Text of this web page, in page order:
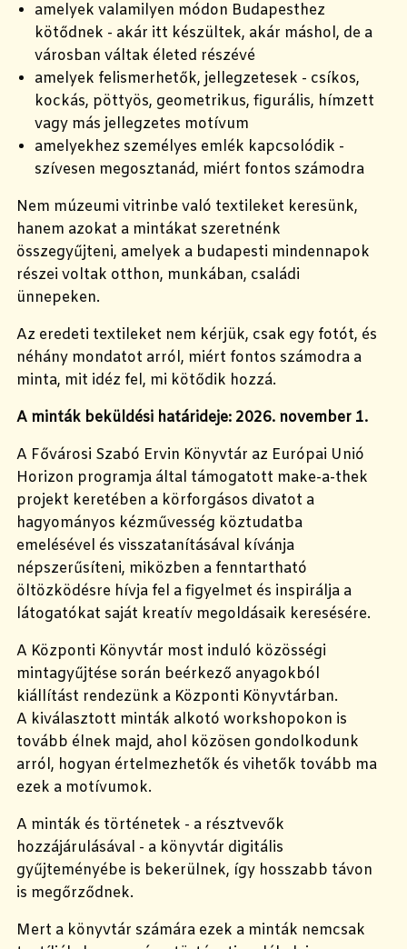
amelyek valamilyen módon Budapesthez
kötődnek - akár itt készültek, akár máshol, de a
városban váltak életed részévé
amelyek felismerhetők, jellegzetesek - csíkos,
kockás, pöttyös, geometrikus, figurális, hímzett
vagy más jellegzetes motívum
amelyekhez személyes emlék kapcsolódik -
szívesen megosztanád, miért fontos számodra
Nem múzeumi vitrinbe való textileket keresünk,
hanem azokat a mintákat szeretnénk
összegyűjteni, amelyek a budapesti mindennapok
részei voltak otthon, munkában, családi
ünnepeken.
Az eredeti textileket nem kérjük, csak egy fotót, és
néhány mondatot arról, miért fontos számodra a
minta, mit idéz fel, mi kötődik hozzá.
A minták beküldési határideje: 2026. november 1.
A Fővárosi Szabó Ervin Könyvtár az Európai Unió
Horizon programja által támogatott make-a-thek
projekt keretében a körforgásos divatot a
hagyományos kézművesség köztudatba
emelésével és visszatanításával kívánja
népszerűsíteni, miközben a fenntartható
öltözködésre hívja fel a figyelmet és inspirálja a
látogatókat saját kreatív megoldásaik keresésére.
A Központi Könyvtár most induló közösségi
mintagyűjtése során beérkező anyagokból
kiállítást rendezünk a Központi Könyvtárban.
A kiválasztott minták alkotó workshopokon is
tovább élnek majd, ahol közösen gondolkodunk
arról, hogyan értelmezhetők és vihetők tovább ma
ezek a motívumok.
A minták és történetek - a résztvevők
hozzájárulásával - a könyvtár digitális
gyűjteményébe is bekerülnek, így hosszabb távon
is megőrződnek.
Mert a könyvtár számára ezek a minták nemcsak